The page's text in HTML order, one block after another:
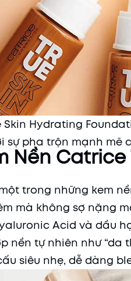
Skin Hydrating
sự pha trộn mạnh
Nền
trong những kem
mà không sợ nặng
Acid và dầu
nền tự nhiên như “da
siêu nhẹ, dễ dàng